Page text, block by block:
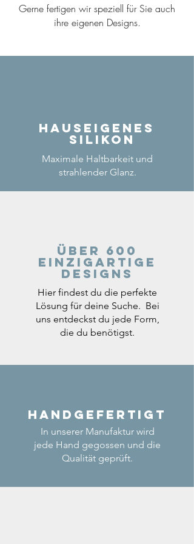
Gerne fertigen wir speziell für Sie auch
ihre eigenen Designs.
Hauseigenes
Silikon
Maximale Haltbarkeit und
strahlender Glanz.
Über 600
einzigartige
Designs
Hier findest du die perfekte
Lösung für deine Suche. Bei
uns entdeckst du jede Form,
die du benötigst.
Handgefertigt
In unserer Manufaktur wird
jede Hand gegossen und die
Qualität geprüft.